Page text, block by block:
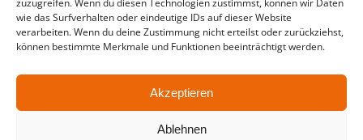
zuzugreifen. Wenn du diesen Technologien zustimmst, können wir Daten
wie das Surfverhalten oder eindeutige IDs auf dieser Website
verarbeiten. Wenn du deine Zustimmung nicht erteilst oder zurückziehst,
können bestimmte Merkmale und Funktionen beeinträchtigt werden.
Akzeptieren
Ablehnen
Sie erreichen uns mit dem Öffentlichen
Nahverkehr: Straßenbahn Linien 3, 4, 7, 8, 15
Parken ist während des Ticketkaufs möglich.